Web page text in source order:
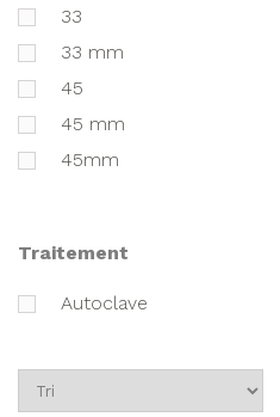
33
33 mm
45
45 mm
45mm
traitement
Autoclave